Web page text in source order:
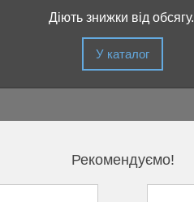
Діють знижки від обсягу.
У каталог
Рекомендуємо!